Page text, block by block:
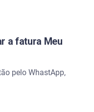
a fatura Meu
pelo WhastApp,